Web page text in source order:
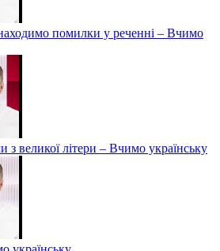
помилки у реченні – Вчимо
з великої літери – Вчимо українську